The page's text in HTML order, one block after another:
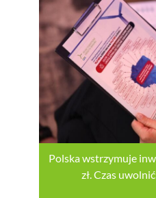
Polska wstrzymuje
zł. Czas